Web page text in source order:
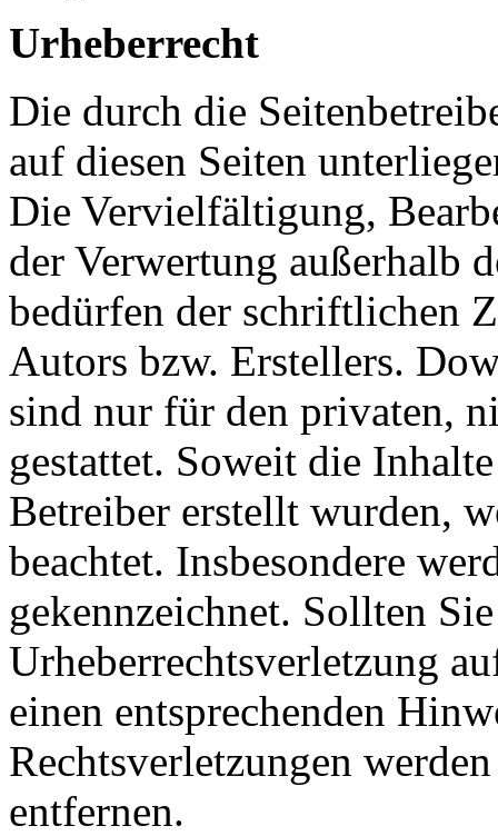
Urheberrecht
Die durch die
auf diesen Seiten
Die Vervielfältigung,
der Verwertung außerhalb
bedürfen der schriftlichen
Autors bzw. Erstellers.
sind nur für den privaten,
gestattet. Soweit die
Betreiber erstellt wurden,
beachtet. Insbesondere
gekennzeichnet. Sollten
Urheberrechtsverletzung
einen entsprechenden
Rechtsverletzungen
entfernen.